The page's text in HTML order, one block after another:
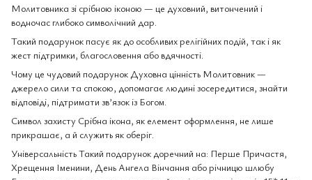
Молитовника зі срібною іконою — це духовний, витончений і
водночас глибоко символічний дар.
Такий подарунок пасує як до особливих релігійних подій, так і як
жест підтримки, благословення або вдячності.
Чому це чудовий подарунок Духовна цінність Молитовник —
джерело сили та спокою, допомагає людині зосередитися, знайти
відповіді, підтримати зв’язок із Богом.
Символ захисту Срібна ікона, як елемент оформлення, не лише
прикрашає, а й служить як оберіг.
Універсальність Такий подарунок доречний на: Перше Причастя,
Хрещення Іменини, День Ангела Вінчання або річницю шлюбу